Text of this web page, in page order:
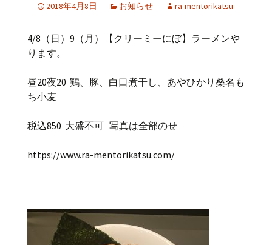
2018年4月8日 お知らせ ra-mentorikatsu
4/8（日）9（月）【クリーミーにぼ】ラーメンや
ります。
昼20夜20 鶏、豚、白口煮干し、あやひかり桑名も
ち小麦
税込850 大盛不可 写真は全部のせ
https://www.ra-mentorikatsu.com/